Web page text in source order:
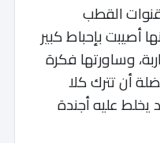
قنوات القطب
أصيبت بإحباط كبير
وساورتها فكرة
أن تترك كلا
يخلط عليه أجندة